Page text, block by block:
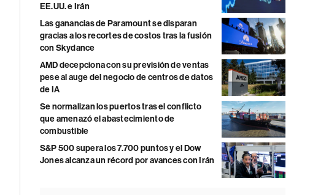
EE.UU. e Irán
Las ganancias de Paramount se disparan
gracias a los recortes de costos tras la fusión
con Skydance
AMD decepciona con su previsión de ventas
pese al auge del negocio de centros de datos
de IA
Se normalizan los puertos tras el conflicto
que amenazó el abastecimiento de
combustible
S&P 500 supera los 7.700 puntos y el Dow
Jones alcanza un récord por avances con Irán